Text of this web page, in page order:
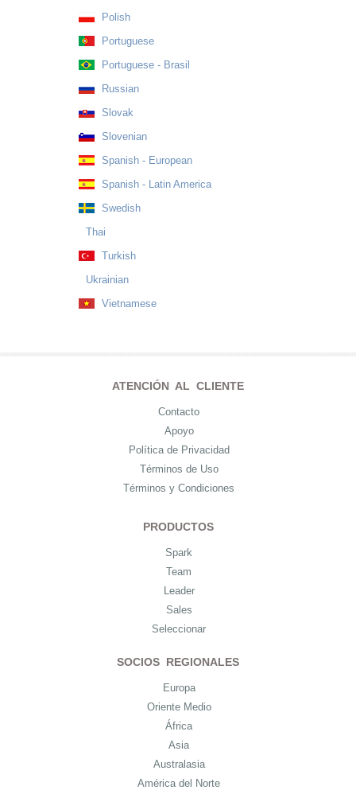
Polish
Portuguese
Portuguese - Brasil
Russian
Slovak
Slovenian
Spanish - European
Spanish - Latin America
Swedish
Thai
Turkish
Ukrainian
Vietnamese
ATENCIÓN AL CLIENTE
Contacto
Apoyo
Política de Privacidad
Términos de Uso
Términos y Condiciones
PRODUCTOS
Spark
Team
Leader
Sales
Seleccionar
SOCIOS REGIONALES
Europa
Oriente Medio
África
Asia
Australasia
América del Norte